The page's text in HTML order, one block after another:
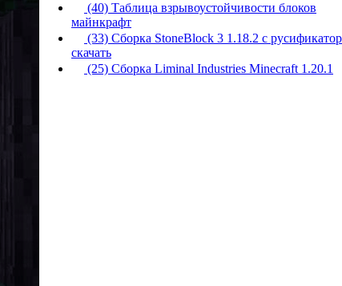
(40) Таблица взрывоустойчивости блоков
майнкрафт
(33) Сборка StoneBlock 3 1.18.2 с
скачать
(25) Сборка Liminal Industries Minecraft 1.20.1